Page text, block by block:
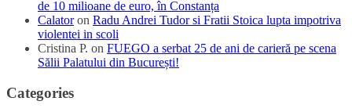
de 10 milioane de euro, în Constanța
Calatoron Radu Andrei Tudor si Fratii Stoica lupta impotriva
violentei in scoli
Cristina P. on FUEGO a serbat 25 de ani de carieră pe scena
Sălii Palatului din București!
Categories